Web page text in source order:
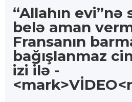
“Allahın evi”nə
belə aman
Fransanın
bağışlanmaz
izi ilə -